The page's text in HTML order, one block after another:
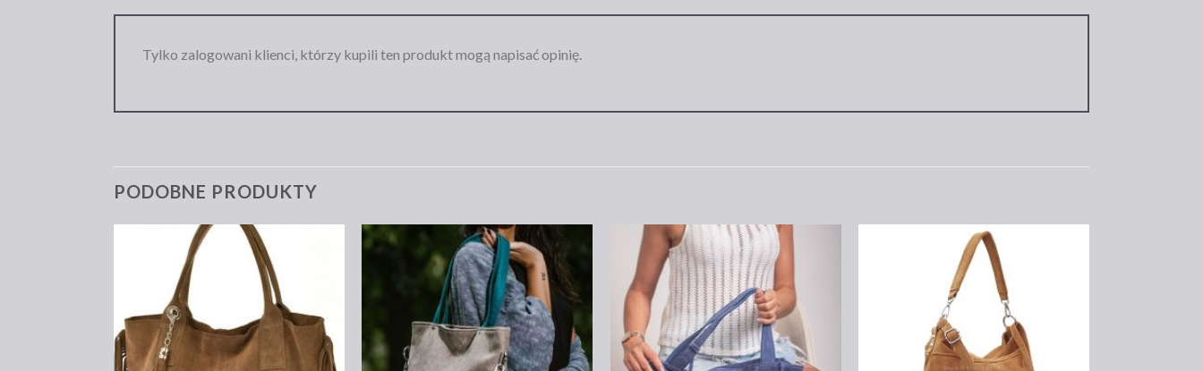
Tylko zalogowani klienci, którzy kupili ten produkt mogą napisać opinię.
PODOBNE PRODUKTY